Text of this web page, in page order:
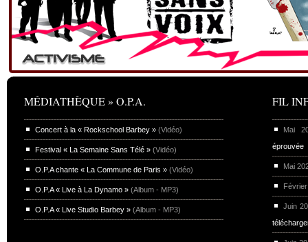
MÉDIATHÈQUE » O.P.A.
Concert à la « Rockschool Barbey » (Vidéo)
Festival « La Semaine Sans Télé » (Vidéo)
O.P.A chante « La Commune de Paris » (Vidéo)
O.P.A « Live à La Dynamo » (Album - MP3)
O.P.A « Live Studio Barbey » (Album - MP3)
FIL
Mai
éprouvée
Mai
Juin